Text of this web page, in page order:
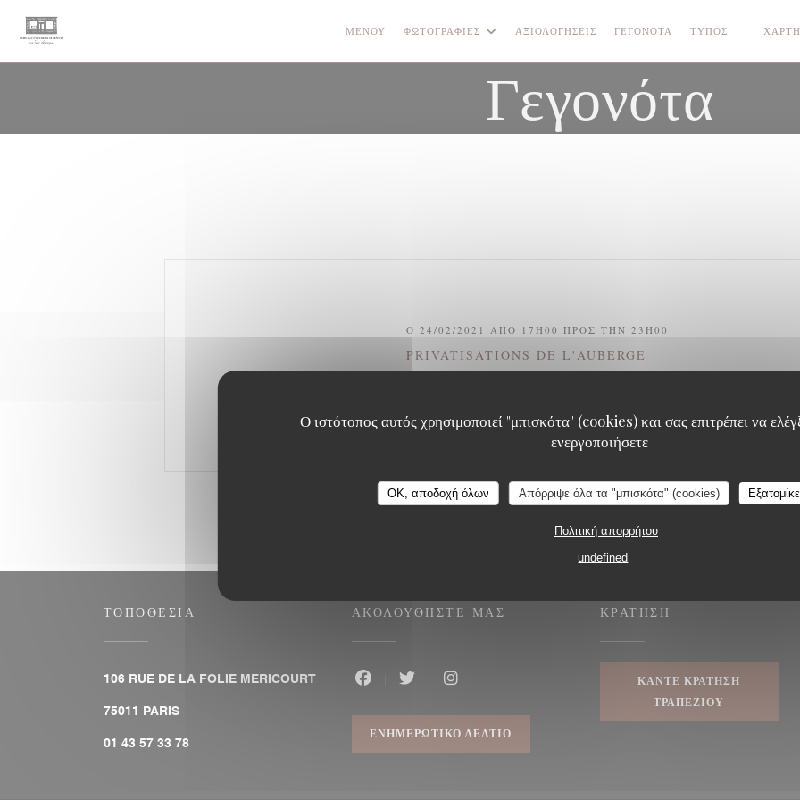
Πίνακας διαχείρισης "Μπισκότων" (Cookies)
Ο ιστότοπος αυτός χρησιμοποιεί "μπισκότα" (cookies) και σας επιτρέπει να
ενεργοποιήσετε
OK, αποδοχή όλων Απόρριψε όλα τα "μπισκότα" (cookies)
Πολιτική απορρήτου
undefined
ΜΕΝΟΎ ΦΩΤΟΓΡΑΦΊΕΣ ΑΞΙΟΛΟΓΉΣΕΙΣ ΓΕΓΟΝΌΤΑ ΤΎΠΟΣ
Γεγονότα
Ο 24/02/2021 ΑΠΌ 17H00 ΠΡΟΣ ΤΗΝ 23H00
PRIVATISATIONS DE L'AUBERGE
ΤΟΠΟΘΕΣΊΑ
106 RUE DE LA FOLIE MERICOURT
75011 PARIS((ανοίγει σε νέο παράθυρο))
01 43 57 33 78
ΑΚΟΛΟΥΘΉΣΤΕ ΜΑΣ
ΕΝΗΜΕΡΩΤΙΚΌ ΔΕΛΤΊΟ
ΚΡΆΤΗΣΗ
ΚΆΝΤΕ ΚΡΆΤΗΣΗ
ΤΡΑΠΕΖΙΟΎ